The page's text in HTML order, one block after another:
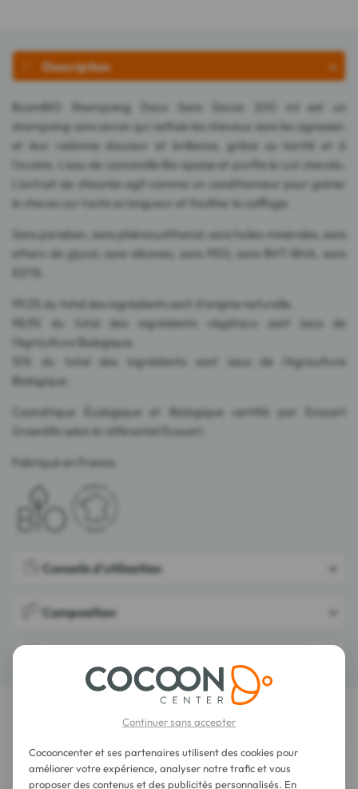
Description
BcomBIO Shampoing Doux Sans Savon 200 ml est un
shampoing sans savon qui nettoie les cheveux sans les agresser,
et leur redonne douceur et brillance, grâce au karité et à
l'avoine. L'eau de camomille Bio apaise et purifie le cuir chevelu.
L'extrait de chicorée agit comme un conditionneur pour gainer
le cheveu sur toute sa longueur et faciliter le coiffage.
Sans paraben, sans phénoxyéthanol, sans huiles minérales, sans
ethers de glycol, sans silicones, sans PEG, sans BHT-BHA, sans
EDTA.
99,3% du total des ingrédients sont d'origine naturelle.
98,9% du total des ingrédients végétaux sont issus de
l'Agriculture Biologique.
10% du total des ingrédients sont issus de l'Agriculture
Biologique.
Cosmétique Écologique et Biologique certifié par Ecocert
Greenlife selon le référentiel Ecocert.
Fabriqué en France.
Conseils d'utilisation
Composition
LES DERNIERS AVIS SUR CET ARTICLE
BcomBIO Shampoing Doux Sans Savon 200
ml
Continuer sans accepter
Cocooncenter et ses partenaires utilisent des cookies pour
améliorer votre expérience, analyser notre trafic et vous
proposer des contenus et des publicités personnalisés. En